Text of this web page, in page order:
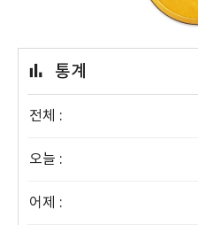
통계
전체 :
오늘 :
어제 :